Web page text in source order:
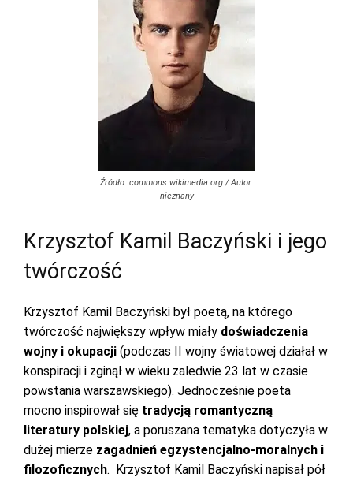
Źródło: commons.wikimedia.org / Autor:
nieznany
Krzysztof Kamil Baczyński i jego
twórczość
Krzysztof Kamil Baczyński był poetą, na którego
twórczość największy wpływ miały doświadczenia
wojny i okupacji (podczas II wojny światowej działał w
konspiracji i zginął w wieku zaledwie 23 lat w czasie
powstania warszawskiego). Jednocześnie poeta
mocno inspirował się tradycją romantyczną
literatury polskiej, a poruszana tematyka dotyczyła w
dużej mierze zagadnień egzystencjalno-moralnych i
filozoficznych. Krzysztof Kamil Baczyński napisał pół